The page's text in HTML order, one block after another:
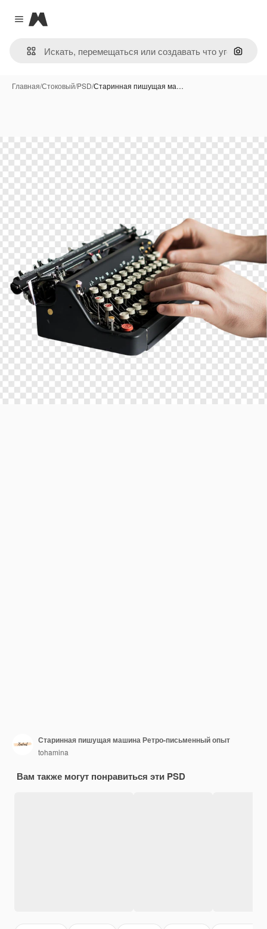
Close menu
Magnific
Поиск
Главная/Стоковый/PSD/Старинная пишущая ма…
Старинная пишущая машина Ретро-письменный опыт
tohamina
Вам также могут понравиться эти PSD